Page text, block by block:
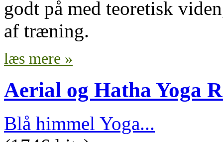
godt på med teoretisk
af træning.
læs mere »
Aerial og Hatha Yoga
Blå himmel Yoga...